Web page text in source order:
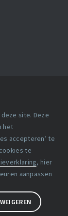
site. Deze
het
accepteren’ te
te
, hier
aanpassen